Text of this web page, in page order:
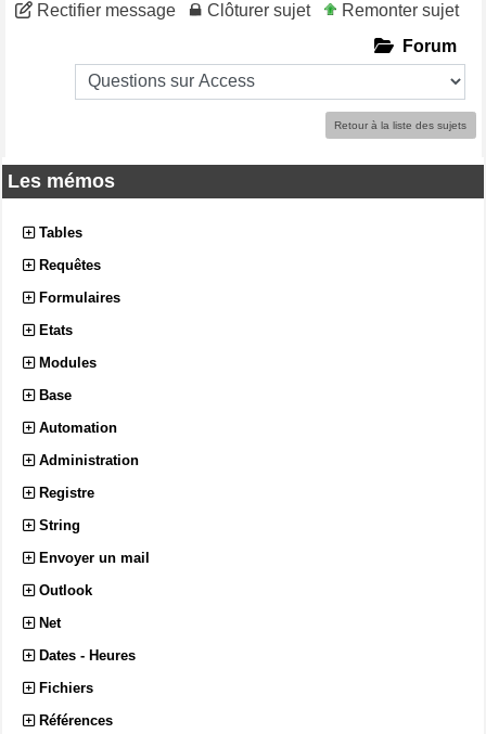
Les mémos
Tables
Requêtes
Formulaires
Etats
Modules
Base
Automation
Administration
Registre
String
Envoyer un mail
Outlook
Net
Dates - Heures
Fichiers
Références
Rectifier message
Clôturer sujet
Remonter sujet
Forum
Retour à la liste des sujets